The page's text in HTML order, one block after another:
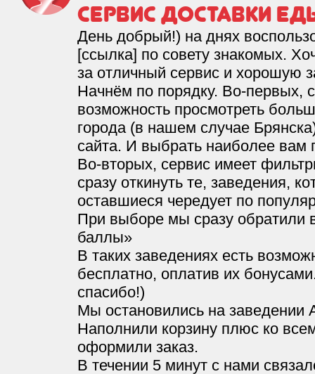
Сервис доставки
День добрый!) на днях
[ссылка] по совету знакомых.
за отличный сервис и хорошую
Начнём по порядку. Во-первых,
возможность просмотреть
города (в нашем случае
сайта. И выбрать наиболее
Во-вторых, сервис имеет
сразу откинуть те, заведения,
оставшиеся чередует по
При выборе мы сразу обратили
баллы»
В таких заведениях есть
бесплатно, оплатив их
спасибо!)
Мы остановились на заведении
Наполнили корзину плюс ко
оформили заказ.
В течении 5 минут с нами